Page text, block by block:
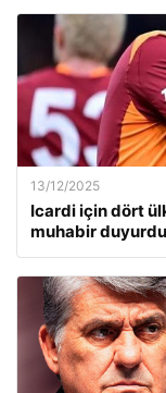
13/12/2025
Icardi için dört
muhabir